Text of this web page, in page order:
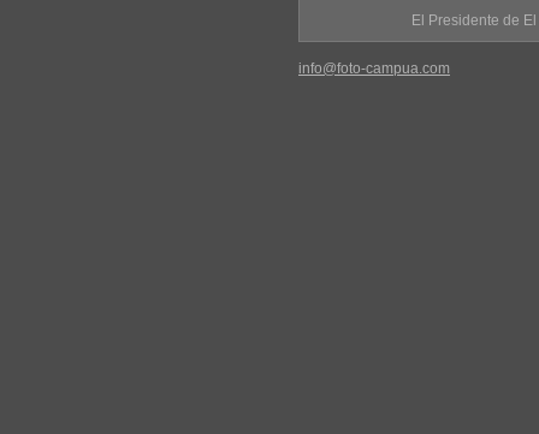
El Presidente de
info@foto-campua.com